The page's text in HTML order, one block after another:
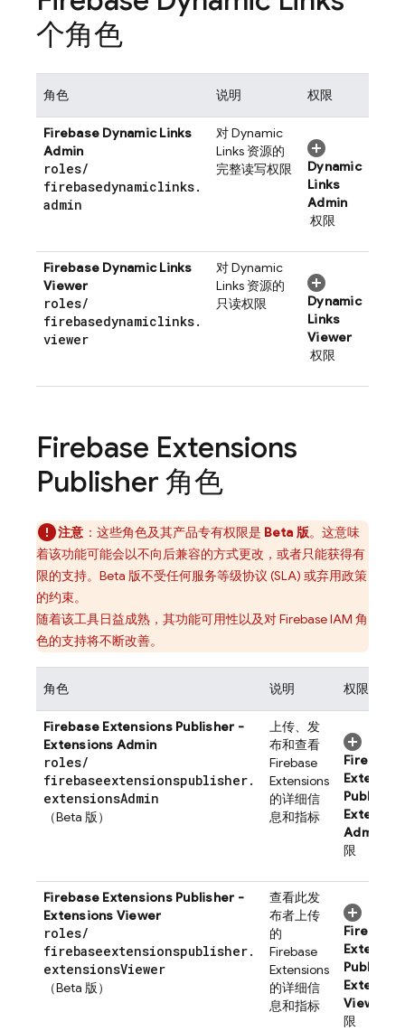
个角色
角色 说明 权限
Firebase Dynamic Links
Admin
roles/
firebasedynamiclinks.
admin
对Dynamic
Links 资源的
完整读写权限
Dynamic
Links
Admin
权限
Firebase Dynamic Links
Viewer
roles/
firebasedynamiclinks.
viewer
对Dynamic
Links 资源的
只读权限
Dynamic
Links
Viewer
权限
Firebase Extensions
Publisher 角色
注意 ：这些角色及其产品专有权限是 Beta 版。这意味
着该功能可能会以不向后兼容的方式更改，或者只能获得有
限的支持。Beta 版不受任何服务等级协议 (SLA) 或弃用政策
的约束。
随着该工具日益成熟，其功能可用性以及对 Firebase IAM 角
色的支持将不断改善。
角色 说明 权限
Firebase ExtensionsPublisher -
Extensions Admin
roles/
firebaseextensionspublisher.
extensionsAdmin
（Beta 版）
上传、发
布和查看
Firebase
Extensions
的详细信
息和指标
Firebase
Admin
限
Firebase ExtensionsPublisher -
Extensions Viewer
roles/
firebaseextensionspublisher.
extensionsViewer
（Beta 版）
查看此发
布者上传
的
Firebase
Extensions
的详细信
息和指标
Firebase
Viewer
限